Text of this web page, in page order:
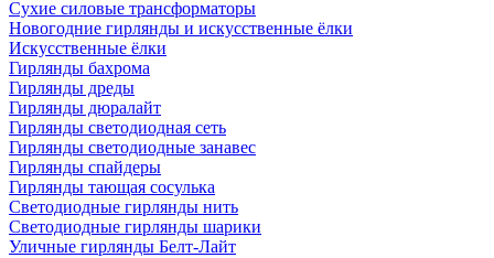
Сухие силовые трансформаторы
Новогодние гирлянды и искусственные ёлки
Искусственные ёлки
Гирлянды бахрома
Гирлянды дреды
Гирлянды дюралайт
Гирлянды светодиодная сеть
Гирлянды светодиодные занавес
Гирлянды спайдеры
Гирлянды тающая сосулька
Светодиодные гирлянды нить
Светодиодные гирлянды шарики
Уличные гирлянды Белт-Лайт